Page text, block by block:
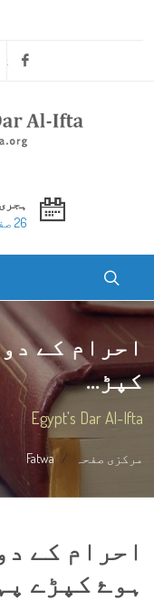
26 صفر 1448
احرام کے
کپڑ...
Egypt's Dar Al-Ifta
مرکزی صفحہ Fatwa
احرام کے
ہوۓ کپڑے